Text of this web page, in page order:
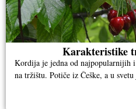
Karakteristike
Kordija je jedna od najpopularnijih
na tržištu. Potiče iz Češke, a u svetu